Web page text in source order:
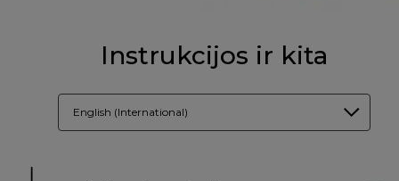
Instrukcijos ir kita
English (International)